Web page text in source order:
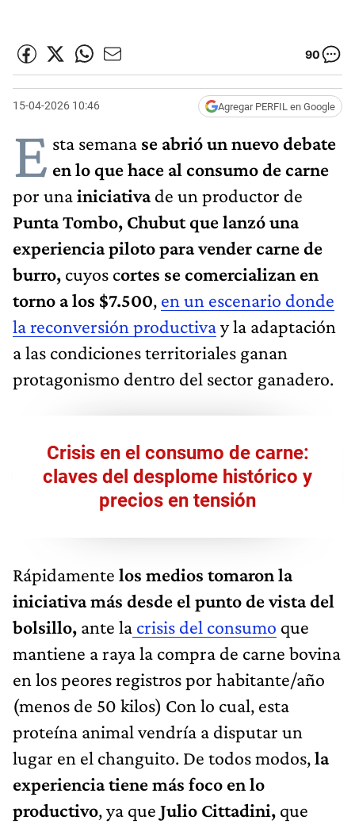
90
15-04-2026 10:46 Agregar PERFIL en Google
E sta semana se abrió un nuevo debate
en lo que hace al consumo de carne
por unainiciativade un productor de
Punta Tombo, Chubut que lanzó una
experiencia piloto para vender carne de
burro, cuyos cortes se comercializan en
torno a los $7.500, en un escenario donde
la reconversión productivay la adaptación
a las condiciones territoriales ganan
protagonismo dentro del sector ganadero.
Crisis en el consumo de carne:
claves del desplome histórico y
precios en tensión
Rápidamente los medios tomaron la
iniciativa más desde el punto de vista del
bolsillo, ante la crisis del consumo que
mantiene a raya la compra de carne bovina
en los peores registros por habitante/año
(menos de 50 kilos) Con lo cual, esta
proteína animal vendría a disputar un
lugar en el changuito. De todos modos,la
experiencia tiene más foco en lo
productivo, ya que Julio Cittadini, que